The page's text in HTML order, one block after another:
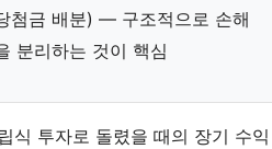
첨금 배분) — 구조적으로 손해
분리하는 것이 핵심
식 투자로 돌렸을 때의 장기 수